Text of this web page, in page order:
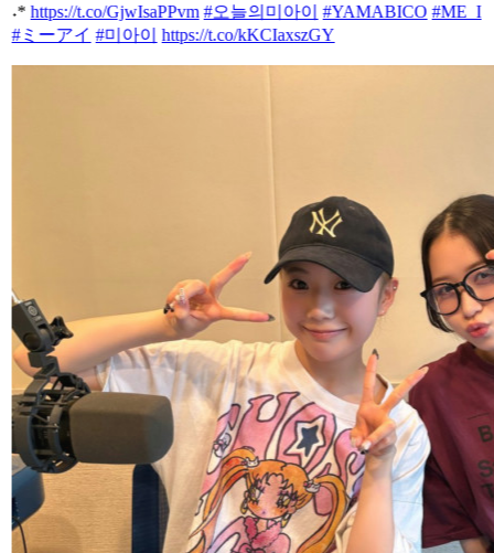
˖*https://t.co/GjwIsaPPvm #오늘의미아이 #YAMABICO #ME_I
#ミーアイ #미아이 https://t.co/kKCIaxszGY